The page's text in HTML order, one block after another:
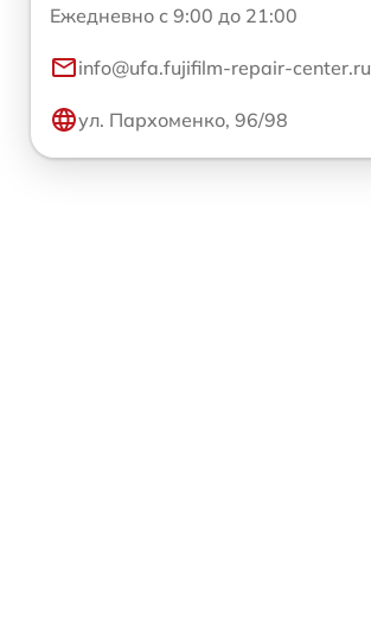
Ежедневно с 9:00 до 21:00
info@ufa.fujifilm-repair-center.ru
ул. Пархоменко, 96/98